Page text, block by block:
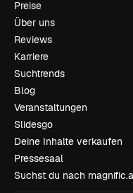
Preise
Über uns
Reviews
Karriere
Suchtrends
Blog
Veranstaltungen
Slidesgo
Deine Inhalte verkaufen
Pressesaal
Suchst du nach